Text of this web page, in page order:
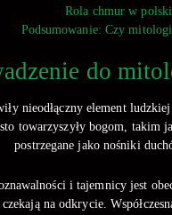
Rola chmur w
Podsumowanie: Czy
do
nieodłączny element
towarzyszyły bogom,
postrzegane jako nośniki
i tajemnicy jest
na odkrycie.